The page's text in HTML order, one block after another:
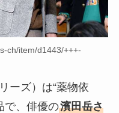
ch/item/d1443/+++-
ーズ）は“薬物依
で、俳優の濱田岳さ